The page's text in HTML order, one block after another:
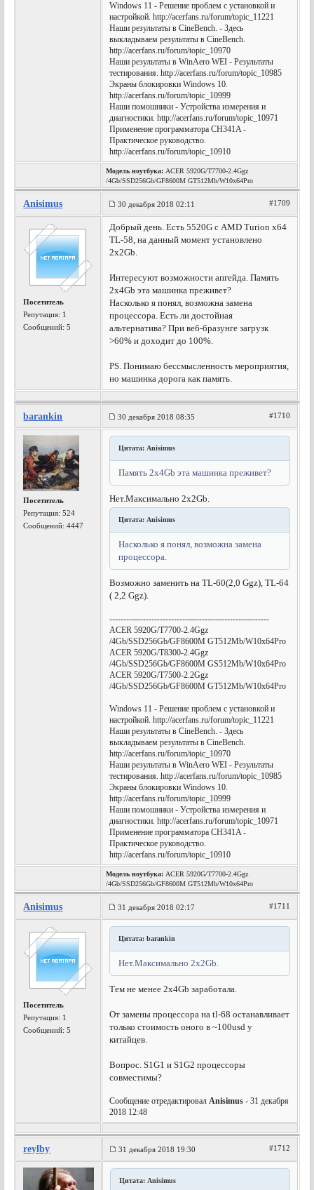
Windows 11 - Решение проблем с установкой и
настройкой. http://acerfans.ru/forum/topic_11221
Наши результаты в CineBench. - Здесь
выкладываем результаты в CineBench.
http://acerfans.ru/forum/topic_10970
Наши результаты в WinAero WEI - Результаты
тестирования. http://acerfans.ru/forum/topic_10985
Экраны блокировки Windows 10.
http://acerfans.ru/forum/topic_10999
Наши помошники - Устройства измерения и
диагностики. http://acerfans.ru/forum/topic_10971
Применение программатора CH341A -
Практическое руководство.
http://acerfans.ru/forum/topic_10910
Модель ноутбука: ACER 5920G/T7700-2.4Ggz
/4Gb/SSD256Gb/GF8600M GT512Mb/W10x64Pro
Anisimus 30 декабря 2018 02:11 #1709
Посетитель
Репутация: 1
Сообщений: 5
Добрый день. Есть 5520G с AMD Turion x64
TL-58, на данный момент установлено
2x2Gb.
Интересуют возможности апгейда. Память
2x4Gb эта машинка преживет?
Насколько я понял, возможна замена
процессора. Есть ли достойная
альтернатива? При веб-бразунге загрузк
>60% и доходит до 100%.
PS. Понимаю бессмысленность мероприятия,
но машинка дорога как память.
barankin 30 декабря 2018 08:35 #1710
Посетитель
Репутация:524
Сообщений: 4447
Цитата: Anisimus
Память 2x4Gb эта машинка преживет?
Нет.Максимально 2х2Gb.
Цитата: Anisimus
Насколько я понял, возможна замена
процессора.
Возможно заменить на TL-60(2,0 Ggz), TL-64
( 2,2 Ggz).
---------------------------------------------------------
ACER 5920G/T7700-2.4Ggz
/4Gb/SSD256Gb/GF8600M GT512Mb/W10x64Pro
ACER 5920G/T8300-2.4Ggz
/4Gb/SSD256Gb/GF8600M GS512Mb/W10x64Pro
ACER 5920G/T7500-2.2Ggz
/4Gb/SSD256Gb/GF8600M GT512Mb/W10x64Pro
Windows 11 - Решение проблем с установкой и
настройкой. http://acerfans.ru/forum/topic_11221
Наши результаты в CineBench. - Здесь
выкладываем результаты в CineBench.
http://acerfans.ru/forum/topic_10970
Наши результаты в WinAero WEI - Результаты
тестирования. http://acerfans.ru/forum/topic_10985
Экраны блокировки Windows 10.
http://acerfans.ru/forum/topic_10999
Наши помошники - Устройства измерения и
диагностики. http://acerfans.ru/forum/topic_10971
Применение программатора CH341A -
Практическое руководство.
http://acerfans.ru/forum/topic_10910
Модель ноутбука: ACER 5920G/T7700-2.4Ggz
/4Gb/SSD256Gb/GF8600M GT512Mb/W10x64Pro
Anisimus 31 декабря 2018 02:17 #1711
Посетитель
Репутация: 1
Сообщений: 5
Цитата: barankin
Нет.Максимально 2х2Gb.
Тем не менее 2х4Gb заработала.
От замены процессора на tl-68 останавливает
только стоимость оного в ~100usd у
китайцев.
Вопрос. S1G1 и S1G2 процессоры
совместимы?
Сообщение отредактировалAnisimus - 31 декабря
2018 12:48
reylby 31 декабря 2018 19:30 #1712
Цитата: Anisimus